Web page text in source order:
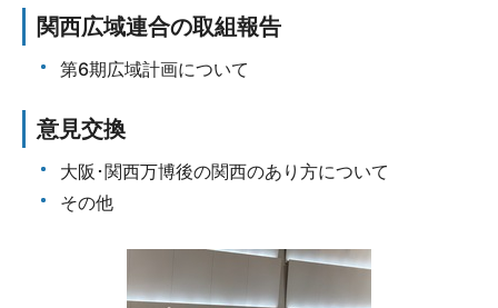
関西広域連合の取組報告
第6期広域計画について
意見交換
大阪･関西万博後の関西のあり方について
その他